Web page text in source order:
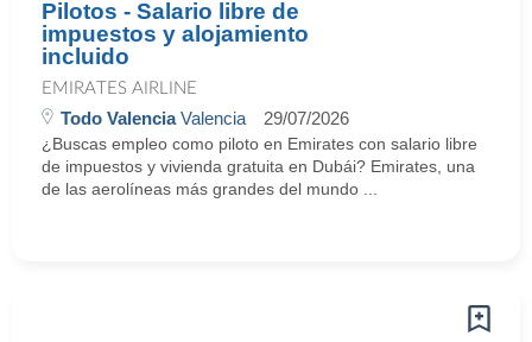
Pilotos - Salario libre de
impuestos y alojamiento
incluido
EMIRATES AIRLINE
Todo ValenciaValencia 29/07/2026
¿Buscas empleo como piloto en Emirates con salario libre
de impuestos y vivienda gratuita en Dubái? Emirates, una
de las aerolíneas más grandes del mundo ...